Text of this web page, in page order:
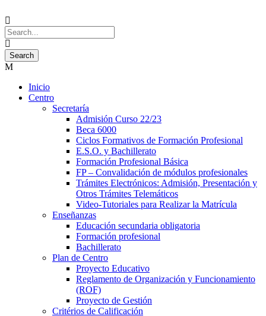
Inicio
Centro
Secretaría
Admisión Curso 22/23
Beca 6000
Ciclos Formativos de Formación Profesional
E.S.O. y Bachillerato
Formación Profesional Básica
FP – Convalidación de módulos profesionales
Trámites Electrónicos: Admisión, Presentación y
Otros Trámites Telemáticos
Video-Tutoriales para Realizar la Matrícula
Enseñanzas
Educación secundaria obligatoria
Formación profesional
Bachillerato
Plan de Centro
Proyecto Educativo
Reglamento de Organización y Funcionamiento
(ROF)
Proyecto de Gestión
Critérios de Calificación